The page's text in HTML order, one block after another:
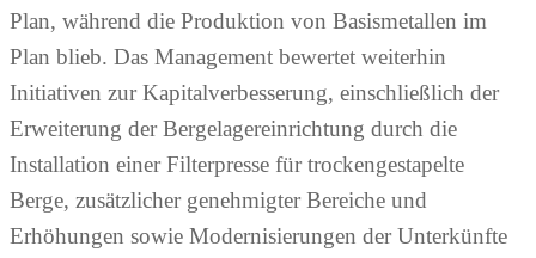
Plan, während die Produktion von Basismetallen im
Plan blieb. Das Management bewertet weiterhin
Initiativen zur Kapitalverbesserung, einschließlich der
Erweiterung der Bergelagereinrichtung durch die
Installation einer Filterpresse für trockengestapelte
Berge, zusätzlicher genehmigter Bereiche und
Erhöhungen sowie Modernisierungen der Unterkünfte